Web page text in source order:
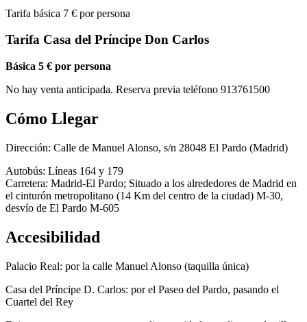
Tarifa básica 7 € por persona
Tarifa Casa del Príncipe Don Carlos
Básica 5 € por persona
No hay venta anticipada. Reserva previa teléfono 913761500
Cómo Llegar
Dirección: Calle de Manuel Alonso, s/n 28048 El Pardo (Madrid)
Autobús: Líneas 164 y 179
Carretera: Madrid-El Pardo; Situado a los alrededores de Madrid en
el cinturón metropolitano (14 Km del centro de la ciudad) M-30,
desvío de El Pardo M-605
Accesibilidad
Palacio Real: por la calle Manuel Alonso (taquilla única)
Casa del Príncipe D. Carlos: por el Paseo del Pardo, pasando el
Cuartel del Rey